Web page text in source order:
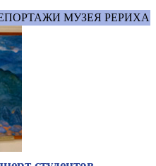
МУЗЕЯ РЕРИХА